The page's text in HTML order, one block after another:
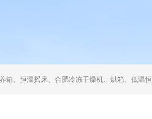
干燥机、烘箱、低温恒温槽、恒温恒湿培养箱、人工气候培养箱